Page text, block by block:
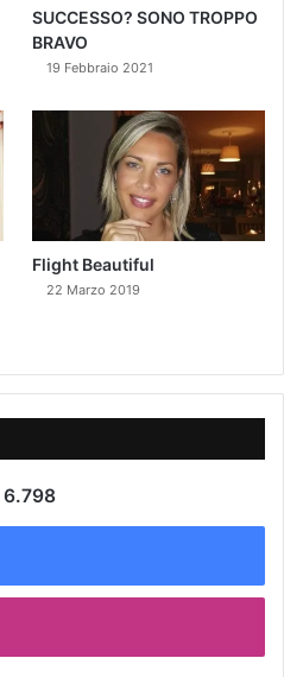
SUCCESSO? SONO TROPPO
BRAVO
19 Febbraio 2021
Flight Beautiful
22 Marzo 2019
6.798